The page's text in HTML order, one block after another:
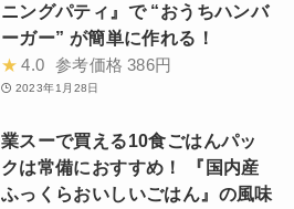
ニングパティ』で “おうちハンバ
ーガー” が簡単に作れる！
★ 4.0 参考価格 386円
2023年1月28日
業スーで買える10食ごはんパッ
クは常備におすすめ！ 『国内産
ふっくらおいしいごはん』の風味